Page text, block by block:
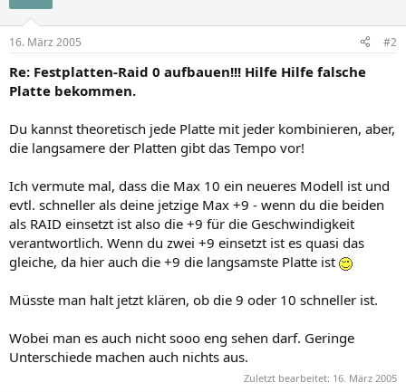
16. März 2005 #2
Re: Festplatten-Raid 0 aufbauen!!! Hilfe Hilfe falsche
Platte bekommen.
Du kannst theoretisch jede Platte mit jeder kombinieren, aber,
die langsamere der Platten gibt das Tempo vor!
Ich vermute mal, dass die Max 10 ein neueres Modell ist und
evtl. schneller als deine jetzige Max +9 - wenn du die beiden
als RAID einsetzt ist also die +9 für die Geschwindigkeit
verantwortlich. Wenn du zwei +9 einsetzt ist es quasi das
gleiche, da hier auch die +9 die langsamste Platte ist
Müsste man halt jetzt klären, ob die 9 oder 10 schneller ist.
Wobei man es auch nicht sooo eng sehen darf. Geringe
Unterschiede machen auch nichts aus.
Zuletzt bearbeitet: 16. März 2005